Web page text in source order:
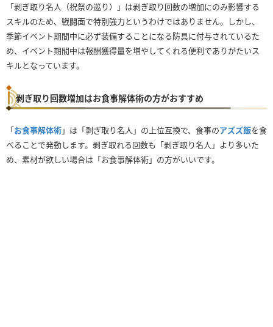
「剥ぎ取り名人（祝祭の巡り）」は剥ぎ取り回数の増加にのみ影響する
スキルのため、戦闘面で特別強力というわけではありません。しかし、
季節イベント期間中に必ず装備することになる防具に付与されているた
め、イベント期間中は報酬獲得量を増やしてくれる便利でありがたいス
キルとなっています。
剥ぎ取り回数増加はお食事解体術の方がおすすめ
「お食事解体術」は「剥ぎ取り名人」の上位互換で、食事のアズズ飯を食
べることで発動します。剥ぎ取れる回数も「剥ぎ取り名人」より多いた
め、素材が欲しい場合は「お食事解体術」の方がいいです。